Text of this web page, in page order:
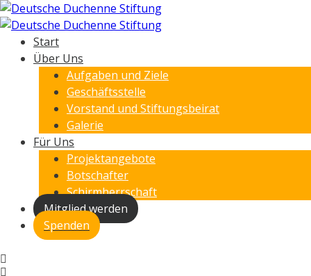
Start
Über Uns
Aufgaben und Ziele
Geschäftsstelle
Vorstand und Stiftungsbeirat
Galerie
Für Uns
Projektangebote
Botschafter
Schirmherrschaft
Mitglied werden
Spenden